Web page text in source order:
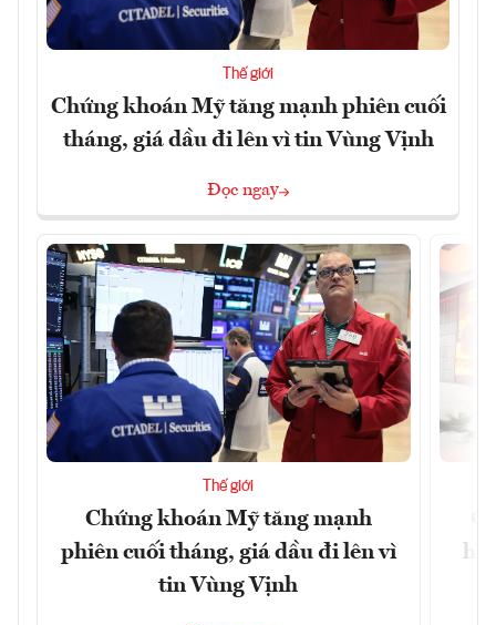
Thế giới
Chứng khoán Mỹ tăng mạnh phiên cuối
tháng, giá dầu đi lên vì tin Vùng Vịnh
Đọc ngay
Thế giới
Chứng khoán Mỹ tăng mạnh
phiên cuối tháng, giá dầu đi lên vì
tin Vùng Vịnh